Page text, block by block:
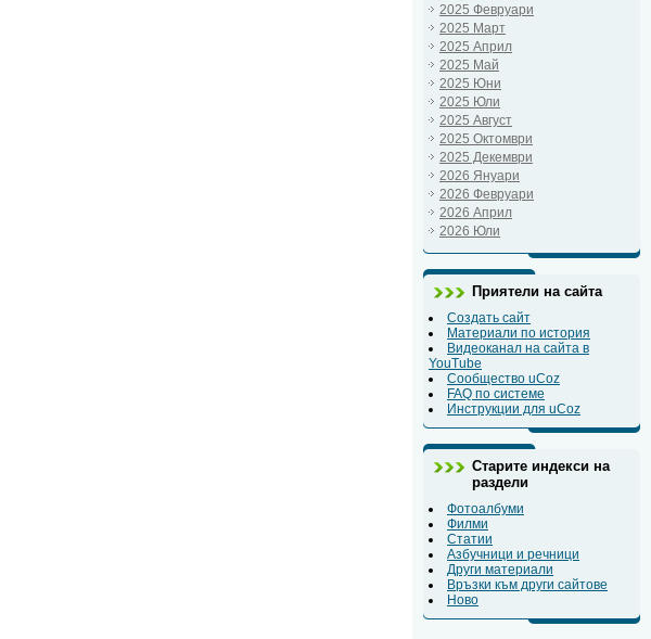
2025 Февруари
2025 Март
2025 Април
2025 Май
2025 Юни
2025 Юли
2025 Август
2025 Октомври
2025 Декември
2026 Януари
2026 Февруари
2026 Април
2026 Юли
Приятели на сайта
Создать сайт
Материали по история
Видеоканал на сайта в
YouTube
Сообщество uCoz
FAQ по системе
Инструкции для uCoz
Старите индекси на
раздели
Фотоалбуми
Филми
Статии
Азбучници и речници
Други материали
Връзки към други сайтове
Ново